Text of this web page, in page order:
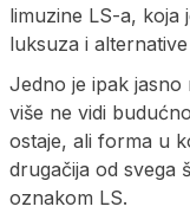
limuzine LS-a, koja
luksuza i
Jedno je ipak jasno
više ne vidi
ostaje, ali forma u
drugačija od svega
oznakom LS.